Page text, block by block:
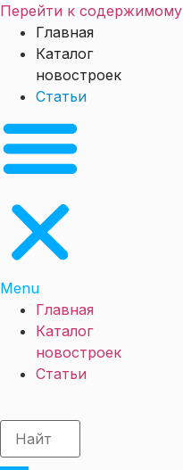
Перейти к содержимому
Главная
Каталог
новостроек
Статьи
Menu
Главная
Каталог
новостроек
Статьи